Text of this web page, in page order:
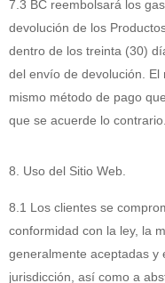
7.3 BC reembolsará los
devolución de los
dentro de los treinta (30)
del envío de devolución.
mismo método de pago
que se acuerde lo contrario.
8. Uso del Sitio Web.
8.1 Los clientes se
conformidad con la ley, la
generalmente aceptadas y
jurisdicción, así como a